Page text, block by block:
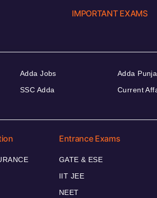
IMPORTANT EXAMS
Adda Jobs
SSC Adda
Adda
Current
Entrance Exams
GATE & ESE
IIT JEE
NEET